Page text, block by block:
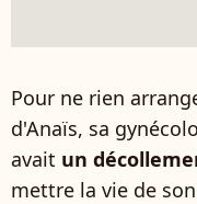
Pour ne rien
d'Anaïs, sa
avait un
mettre la vie de